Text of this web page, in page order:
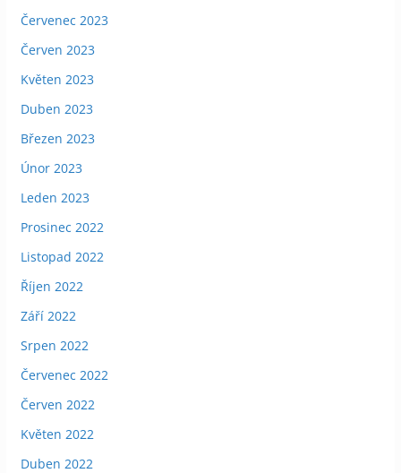
Červenec 2023
Červen 2023
Květen 2023
Duben 2023
Březen 2023
Únor 2023
Leden 2023
Prosinec 2022
Listopad 2022
Říjen 2022
Září 2022
Srpen 2022
Červenec 2022
Červen 2022
Květen 2022
Duben 2022